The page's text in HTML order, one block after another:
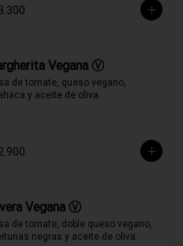
Vegana Ⓥ
de tomate, queso vegano,
y aceite de oliva.
Vegana Ⓥ
de tomate, doble queso vegano,
negras y aceite de oliva.